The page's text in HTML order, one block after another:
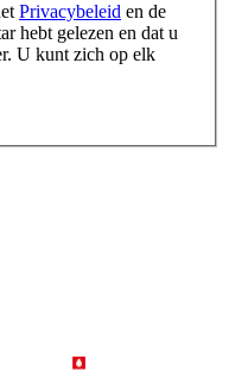
Privacybeleid en de
hebt gelezen en dat u
U kunt zich op elk